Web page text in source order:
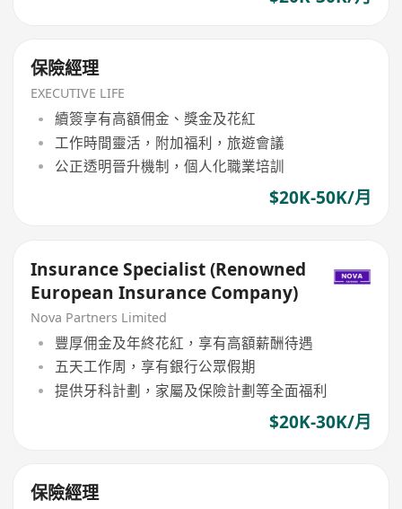
保險經理
EXECUTIVE LIFE
續簽享有高額佣金、獎金及花紅
工作時間靈活，附加福利，旅遊會議
公正透明晉升機制，個人化職業培訓
$20K-50K/月
Insurance Specialist (Renowned
European Insurance Company)
Nova Partners Limited
豐厚佣金及年終花紅，享有高額薪酬待遇
五天工作周，享有銀行公眾假期
提供牙科計劃，家屬及保險計劃等全面福利
$20K-30K/月
保險經理